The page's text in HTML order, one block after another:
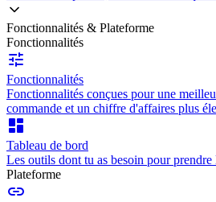
Fonctionnalités & Plateforme
Fonctionnalités
tune
Fonctionnalités
Fonctionnalités conçues pour une
commande et un chiffre d'affaires plus
dashboard
Tableau de bord
Les outils dont tu as besoin pour prendre
Plateforme
link